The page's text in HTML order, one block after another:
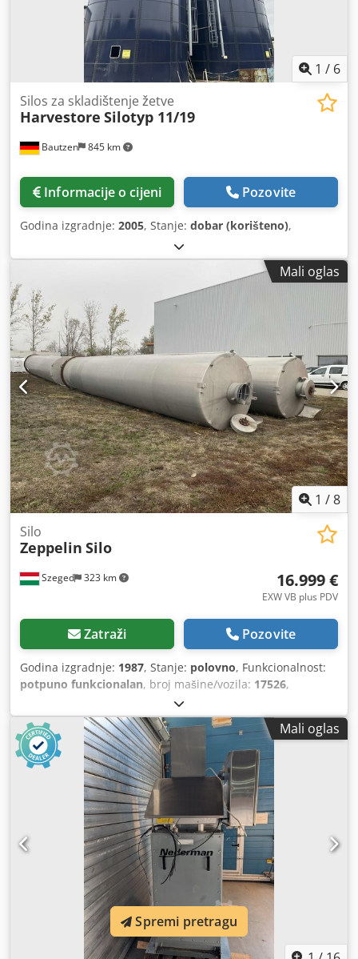
1 / 6
Bautzen 845 km
Silos za skladištenje žetve
Harvestore Silotyp 11/19
Informacije o cijeni Pozovite
Godina izgradnje: 2005, Stanje: dobar (korišteno),
Mali oglas
1 /8
Szeged 323 km
Silo
Zeppelin Silo
16.999 €
EXW VB plus PDV
Zatraži Pozovite
Godina izgradnje: 1987, Stanje: polovno, Funkcionalnost:
potpuno funkcionalan, broj mašine/vozila: 17526,
Mali oglas
Spremi pretragu